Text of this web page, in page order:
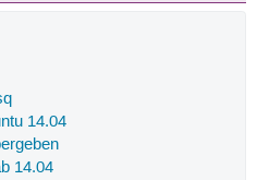
14.04
14.04